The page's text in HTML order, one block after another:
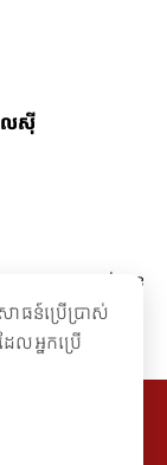
លស៊ី
រោត្តម សង្កាត់ទន្លេ
ប៊ីអេនខេស៊ី (ខេមបូឌា)
ោធន៍ប្រើប្រាស់
លអ្នកប្រើ